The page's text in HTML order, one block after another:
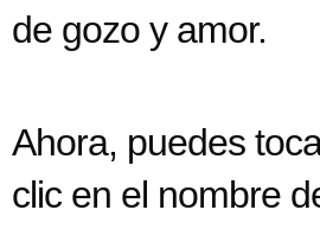
de gozo y amor.
Ahora, puedes
clic en el nombre